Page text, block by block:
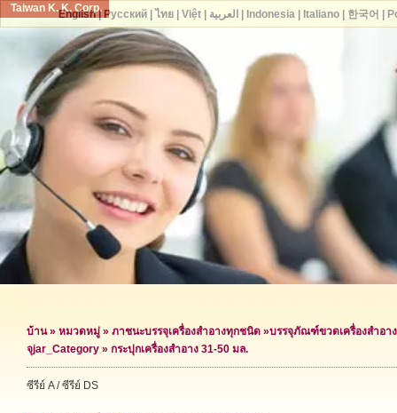
Taiwan K. K. Corp.
บ้าน» หมวดหมู่ » ภาชนะบรรจุเครื่องสำอางทุกชนิด »บรรจุภัณฑ์ขวดเครื่องสำอาง
จุjar_Category » กระปุกเครื่องสำอาง 31-50 มล.
ซีรีย์ A / ซีรีย์ DS
English| Русский| ไทย| Việt| العربية Indonesia| Italiano| 한국어